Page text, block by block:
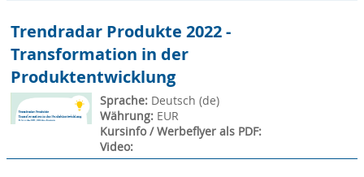
Trendradar Produkte 2022 -
Transformation in der
Produktentwicklung
Sprache: Deutsch ‎(de)‎
Währung: EUR
Kursinfo / Werbeflyer als PDF:
Video: